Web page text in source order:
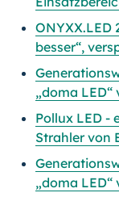
ONYXX.LED
besser“,
„doma
Pollux LED -
Strahler von
„doma